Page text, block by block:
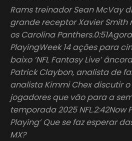
Rams treinador Sean McVay
grande receptor Xavier Smith
os Carolina
PlayingWeek 14 ações para
baixo ‘NFL Fantasy Live’
Patrick Claybon, analista de
analista Kimmi Chex discutir
jogadores que vão para a
temporada 2025 NFL.2:42Now
Playing’ Que se faz esperar
MX?